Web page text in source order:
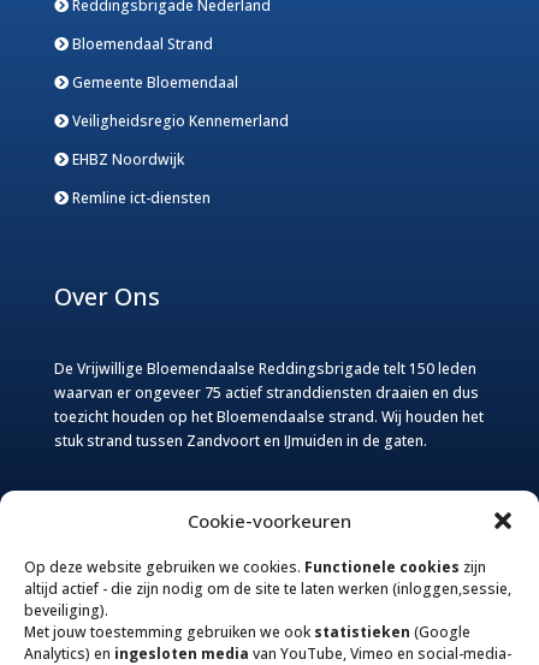
Cookie-voorkeuren
Op deze website gebruiken we cookies. Functionele cookies zijn
altijd actief - die zijn nodig om de site te laten werken (inloggen,sessie,
beveiliging).
Met jouw toestemming gebruiken we ookstatistieken (Google
Analytics) en ingesloten media van YouTube, Vimeo en social-media-
Reddingsbrigade Nederland
Bloemendaal Strand
Gemeente Bloemendaal
Veiligheidsregio Kennemerland
EHBZ Noordwijk
Remline ict-diensten
Over Ons
De Vrijwillige Bloemendaalse Reddingsbrigade telt 150 leden
waarvan er ongeveer 75 actief stranddiensten draaien en dus
toezicht houden op het Bloemendaalse strand. Wij houden het
stuk strand tussen Zandvoort en IJmuiden in de gaten.
Website
Deze website van de Vrijwillige Bloemendaalse
Reddingsbrigade wordt door twee van onze leden
onderhouden. Voor informatie over het niet goed functioneren
van de website (webcam) Nieuws, foto’s, verbeterpunten en